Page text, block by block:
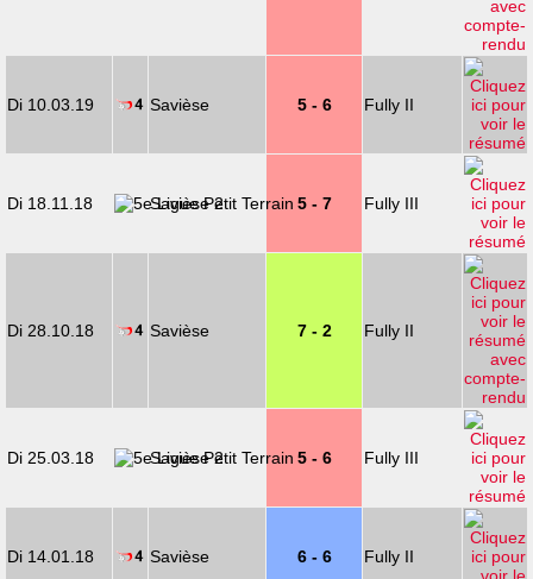
Di 10.03.19 Savièse 5 - 6 Fully II
Di 18.11.18 Savièse 2 5 - 7 Fully III
Di 28.10.18 Savièse 7 - 2 Fully II
Di 25.03.18 Savièse 2 5 - 6 Fully III
Di 14.01.18 Savièse 6 - 6 Fully II